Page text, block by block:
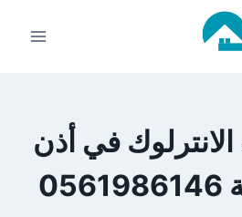
في أذن